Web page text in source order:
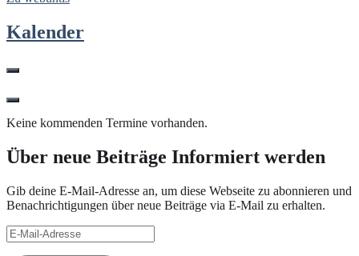
Kalender
Keine kommenden Termine vorhanden.
Über neue Beiträge Informiert werden
Gib deine E-Mail-Adresse an, um diese Webseite zu abonnieren und
Benachrichtigungen über neue Beiträge via E-Mail zu erhalten.
E-
Mail-